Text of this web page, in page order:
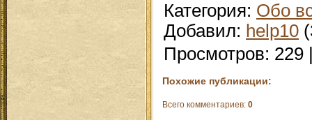
Категория: Обо
Добавил: help10
Просмотров: 229
Похожие публикации:
Всего комментариев: 0